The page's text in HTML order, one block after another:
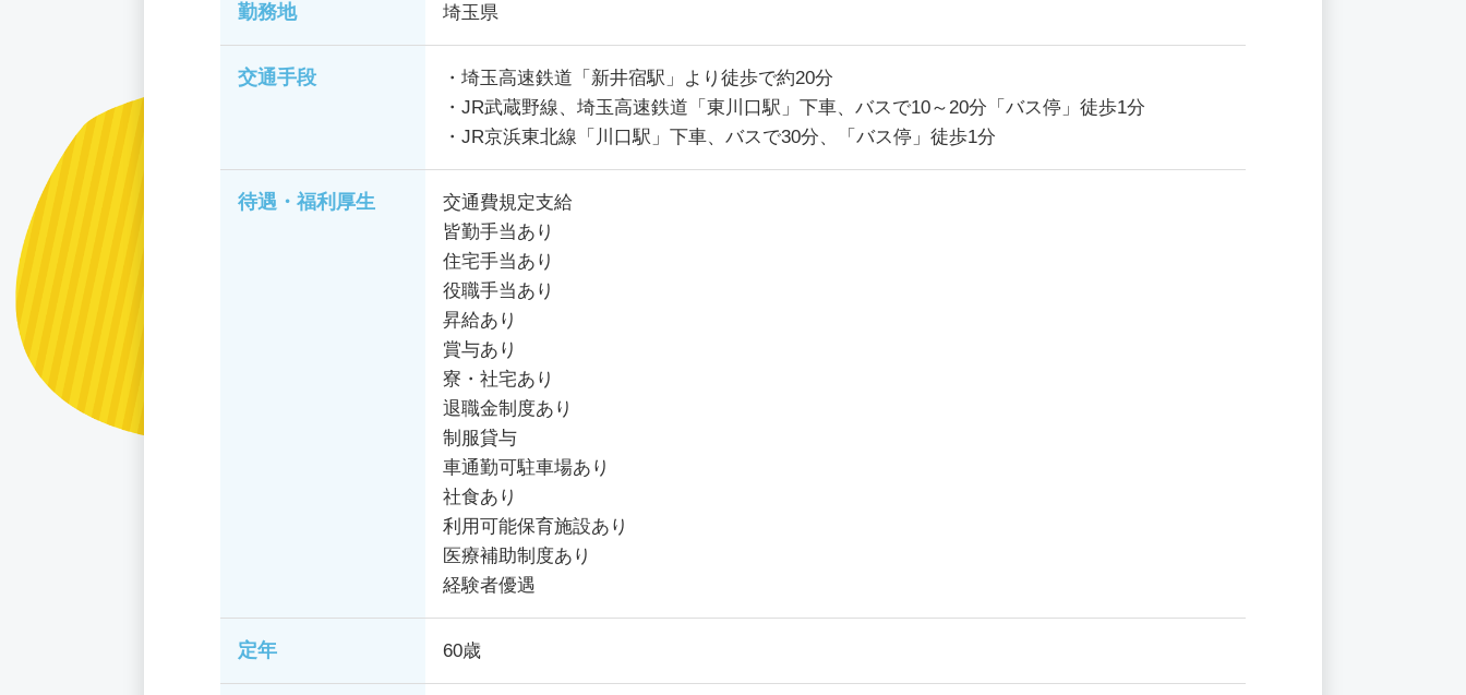
勤務地 埼玉県
交通手段
・埼玉高速鉄道「新井宿駅」より徒歩で約20分
・JR武蔵野線、埼玉高速鉄道「東川口駅」下車、バスで10～20分「バス停」徒歩1分
・JR京浜東北線「川口駅」下車、バスで30分、「バス停」徒歩1分
待遇・福利厚生
交通費規定支給
皆勤手当あり
住宅手当あり
役職手当あり
昇給あり
賞与あり
寮・社宅あり
退職金制度あり
制服貸与
車通勤可駐車場あり
社食あり
利用可能保育施設あり
医療補助制度あり
経験者優遇
定年 60歳